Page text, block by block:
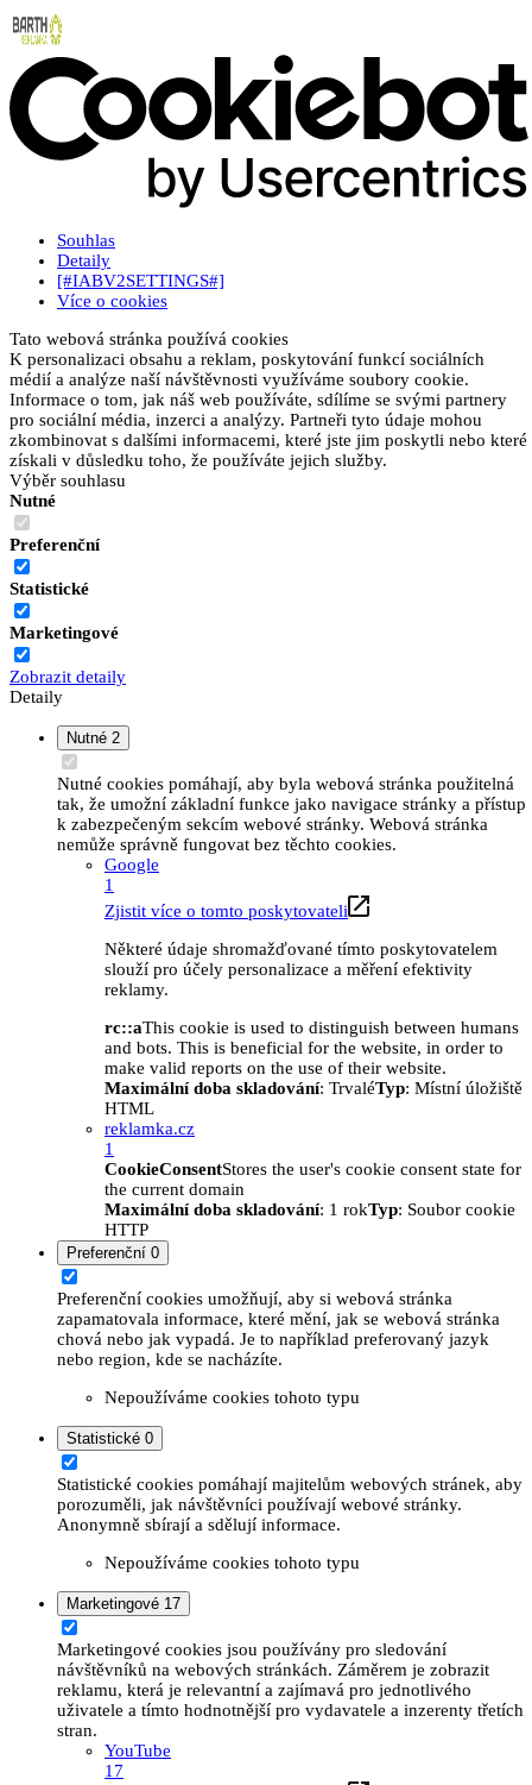
Souhlas
Detaily
[#IABV2SETTINGS#]
Více o cookies
Tato webová stránka používá cookies
K personalizaci obsahu a reklam, poskytování funkcí sociálních
médií a analýze naší návštěvnosti využíváme soubory cookie.
Informace o tom, jak náš web používáte, sdílíme se svými partnery
pro sociální média, inzerci a analýzy. Partneři tyto údaje mohou
zkombinovat s dalšími informacemi, které jste jim poskytli nebo které
získali v důsledku toho, že používáte jejich služby.
Výběr souhlasu
Nutné
Preferenční
Statistické
Marketingové
Zobrazit detaily
Detaily
Nutné 2
Nutné cookies pomáhají, aby byla webová stránka použitelná
tak, že umožní základní funkce jako navigace stránky a přístup
k zabezpečeným sekcím webové stránky. Webová stránka
nemůže správně fungovat bez těchto cookies.
Google
1
Zjistit více o tomto poskytovateli
Některé údaje shromažďované tímto poskytovatelem
slouží pro účely personalizace a měření efektivity
reklamy.
rc::aThis cookie is used to distinguish between humans
and bots. This is beneficial for the website, in order to
make valid reports on the use of their website.
Maximální doba skladování: TrvaléTyp: Místní úložiště
HTML
reklamka.cz
1
CookieConsentStores the user's cookie consent state for
the current domain
Maximální doba skladování: 1 rokTyp: Soubor cookie
HTTP
Preferenční 0
Preferenční cookies umožňují, aby si webová stránka
zapamatovala informace, které mění, jak se webová stránka
chová nebo jak vypadá. Je to například preferovaný jazyk
nebo region, kde se nacházíte.
Nepoužíváme cookies tohoto typu
Statistické 0
Statistické cookies pomáhají majitelům webových stránek, aby
porozuměli, jak návštěvníci používají webové stránky.
Anonymně sbírají a sdělují informace.
Nepoužíváme cookies tohoto typu
Marketingové 17
Marketingové cookies jsou používány pro sledování
návštěvníků na webových stránkách. Záměrem je zobrazit
reklamu, která je relevantní a zajímavá pro jednotlivého
uživatele a tímto hodnotnější pro vydavatele a inzerenty třetích
stran.
YouTube
17